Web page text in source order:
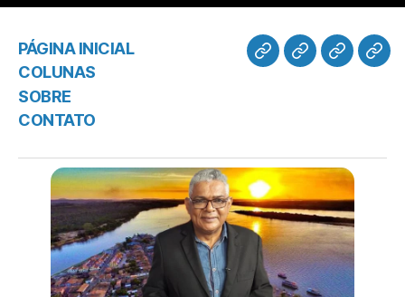
PÁGINA INICIAL
COLUNAS
SOBRE
CONTATO